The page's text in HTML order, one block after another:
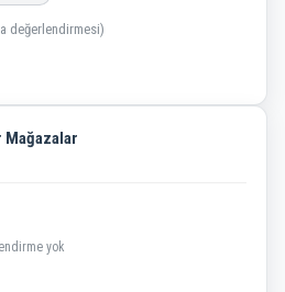
değerlendirmesi)
Mağazalar
yok